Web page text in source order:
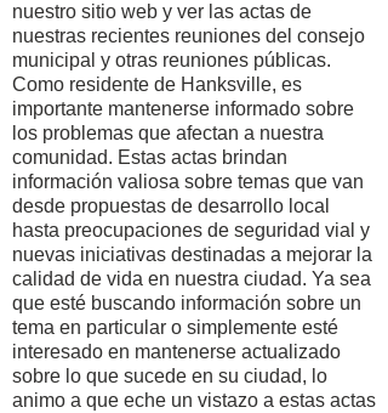
nuestro sitio web y ver las actas de
nuestras recientes reuniones del consejo
municipal y otras reuniones públicas.
Como residente de Hanksville, es
importante mantenerse informado sobre
los problemas que afectan a nuestra
comunidad. Estas actas brindan
información valiosa sobre temas que van
desde propuestas de desarrollo local
hasta preocupaciones de seguridad vial y
nuevas iniciativas destinadas a mejorar la
calidad de vida en nuestra ciudad. Ya sea
que esté buscando información sobre un
tema en particular o simplemente esté
interesado en mantenerse actualizado
sobre lo que sucede en su ciudad, lo
animo a que eche un vistazo a estas actas